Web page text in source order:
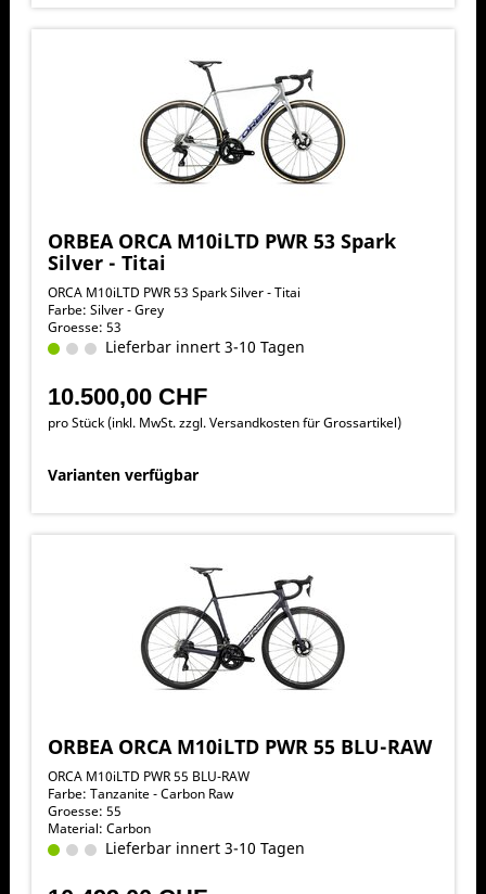
ORBEA ORCA M10iLTD PWR 53 Spark
Silver - Titai
ORCA M10iLTD PWR 53 Spark Silver - Titai
Farbe: Silver - Grey
Groesse: 53
Lieferbar innert 3-10 Tagen
10.500,00 CHF
pro Stück (inkl. MwSt. zzgl.Versandkosten für Grossartikel)
Varianten verfügbar
ORBEA ORCA M10iLTD PWR 55 BLU-RAW
ORCA M10iLTD PWR 55 BLU-RAW
Farbe: Tanzanite - Carbon Raw
Groesse: 55
Material: Carbon
Lieferbar innert 3-10 Tagen